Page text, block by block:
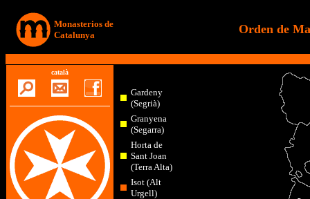
Monasterios de
Catalunya
Orden de
català
Gardeny
(Segrià)
Granyena
(Segarra)
Horta de
Sant Joan
(Terra Alta)
Isot (Alt
Urgell)